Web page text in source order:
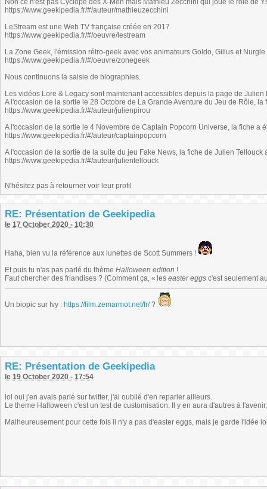
Non ce n'est pas Cyclope des X-Men mais Mathieu Zecchini qui joue le rôle de
https://www.geekipedia.fr/#/auteur/mathieuzecchini
LeStream est une Web TV française créée en 2017.
https://www.geekipedia.fr/#/oeuvre/lestream
La Zone Geek, l'émission rétro-geek avec vos animateurs Goldo, Gillus et Nurgle.
https://www.geekipedia.fr/#/oeuvre/zonegeek
Nous continuons la saisie de biographies.
Les vidéos Lore & Legacy sont maintenant accessibles depuis la page de Julien
A l'occasion de la sortie le 28 Octobre de La Grande Aventure du Jeu de Rôle,
https://www.geekipedia.fr/#/auteur/julienpirou
A l'occasion de la sortie le 4 Novembre de Captain Popcorn Universe, la fiche a
https://www.geekipedia.fr/#/auteur/captainpopcorn
A l'occasion de la sortie de la suite du jeu Fake News, la fiche de Julien Tellouck
https://www.geekipedia.fr/#/auteur/julientellouck
N'hésitez pas à retourner voir leur profil
RE: Présentation de Geekipedia
le 17 October 2020 - 10:30
Haha, bien vu la référence aux lunettes de Scott Summers !
Et puis tu n'as pas parlé du thème Halloween edition !
Faut chercher des friandises ? (Comment ça, « les easter eggs c'est seulement
Un biopic sur Ivy : https://film.zemarmot.net/fr/?
RE: Présentation de Geekipedia
le 19 October 2020 - 17:54
lol oui j'en avais parlé sur twitter, j'ai oublié d'en reparler ailleurs.
Le theme Halloween c'est un test de customisation. Il y en aura d'autres à
Malheureusement pour cette fois il n'y a pas d'easter eggs, mais je garde l'idée